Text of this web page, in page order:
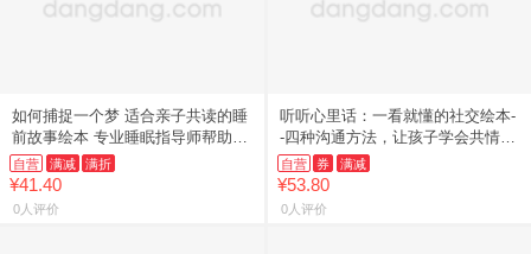
如何捕捉一个梦 适合亲子共读的睡
前故事绘本 专业睡眠指导师帮助孩
子安然进入梦乡 家长应对孩子夜间
恐惧的实用工具书
自营 满减 满折
¥41.40
0人评价
听听心里话：一看就懂的社交绘本-
-四种沟通方法，让孩子学会共情与
沟通，切实提高社交力
自营 券 满减
¥53.80
0人评价